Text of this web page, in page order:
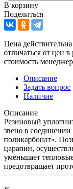
В корзину
Поделиться
Цена
отличаться от цен
стоимость
Описание
Задать вопрос
Наличие
Описание
Резиновый
звено в
поликарбонат».
царапин,
уменьшает
предотвращает